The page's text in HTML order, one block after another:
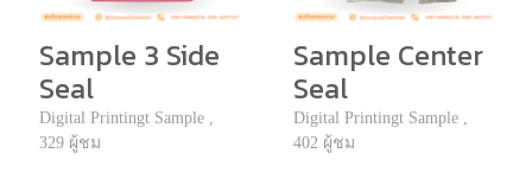
Sample 3 Side
Seal
Digital Printingt Sample ,
329 ผู้ชม
Sample Center
Seal
Digital Printingt Sample ,
402 ผู้ชม